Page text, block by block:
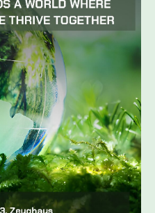
Where
People
and
Nature
Thrive
Together